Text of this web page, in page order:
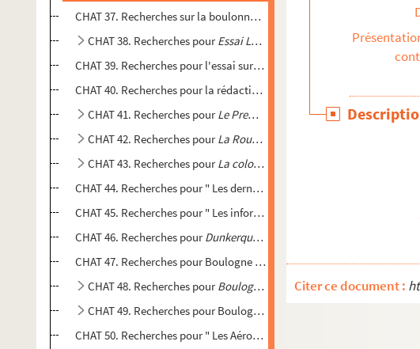
CHAT 37. Recherches sur la boulonnaise Jenny Daquin
CHAT 38. Recherches pourEssai Les pompiers boulonnais(1550 -
CHAT 39. Recherches pour l'essai surLes origines du drapeau
CHAT 40. Recherches pour la rédaction du
CHAT 41. Recherches pourLe Premier voyage aérien
CHAT 42. Recherches pourLa Route des Coups d'Etat : Strasbourg
CHAT 43. Recherches pourLa colonne de la Grande Armée 1804-1959
CHAT 44. Recherches pour " Les dernières heures du général Don Jose
CHAT 45. Recherches pour " Les infortunes de Frédéric Sauvage "
CHAT 46. Recherches pourDunkerque pendant la Guerre 1914-1918
CHAT 47. Recherches pour Boulogne et sa marine pendant la guerre de
CHAT 48. Recherches pourBoulogne et son port : la ville impériale ,
CHAT 49. Recherches pour Boulogne sous les bombardements. 1544.
CHAT 50. Recherches pour " Les Aérostats au combat avec les armées
Citer ce document :